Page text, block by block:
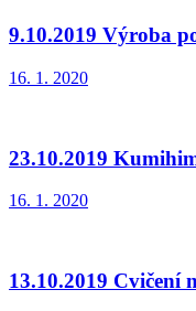
9.10.2019 Výroba
16. 1. 2020
23.10.2019
16. 1. 2020
13.10.2019 Cvičení